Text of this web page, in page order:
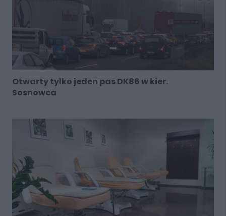
Otwarty tylko jeden pas DK86 w kier.
Sosnowca